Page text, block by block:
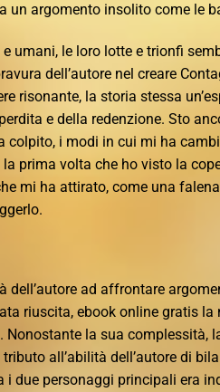
un argomento insolito come le
e umani, le loro lotte e trionfi
dell’autore nel creare
risonante, la storia stessa
e della redenzione. Sto
colpito, i modi in cui mi ha
prima volta che ho visto la
mi ha attirato, come una
dell’autore ad affrontare
riuscita, ebook online gratis
Nonostante la sua complessità,
all’abilità dell’autore di
i due personaggi principali era